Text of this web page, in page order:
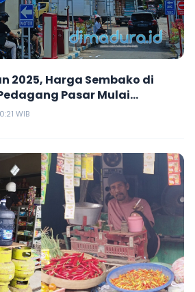
2025, Harga Sembako di
Pasar Mulai
Jualan Online
WIB